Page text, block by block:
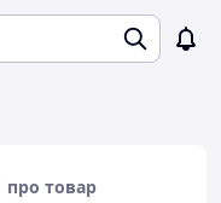
про товар